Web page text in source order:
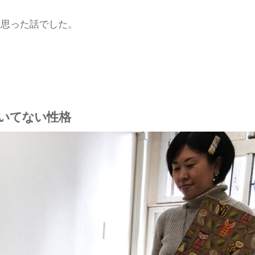
った話でした。
てない性格